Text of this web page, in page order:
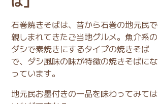
石巻焼きそばは、昔から石巻の地元民で
親しまれてきたご当地グルメ。魚介系の
ダシで素焼きにするタイプの焼きそば
で、ダシ風味の味が特徴の焼きそばにな
っています。
地元民お墨付きの一品を味わってみては